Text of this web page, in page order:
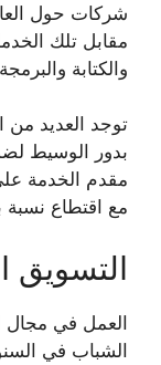
شركات حول
مقابل تلك
والكتابة
توجد العديد من
بدور الوسيط
مقدم الخدمة
مع اقتطاع
التسويق
العمل في مجال
الشباب في